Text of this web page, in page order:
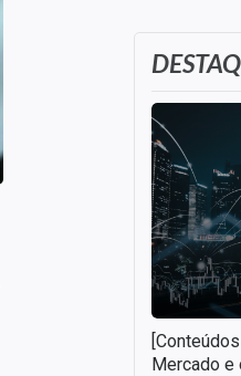
Mercado e